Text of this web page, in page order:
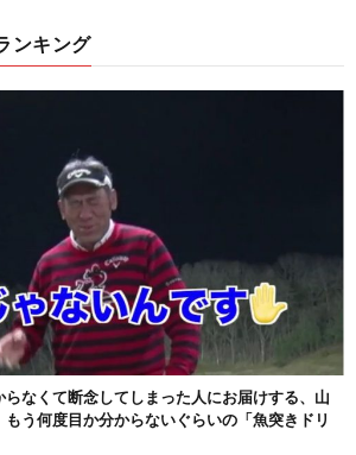
ンキング
らなくて断念してしまった人にお届けする、山
う何度目か分からないぐらいの「魚突きドリ